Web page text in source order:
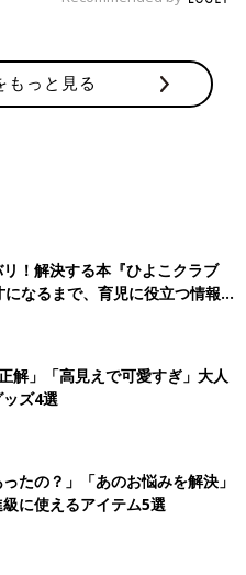
もっと見る
！解決する本『ひよこクラブ
なるまで、育児に役立つ情報が
解」「高見えで可愛すぎ」大人
ズ4選
たの？」「あのお悩みを解決」
に使えるアイテム5選